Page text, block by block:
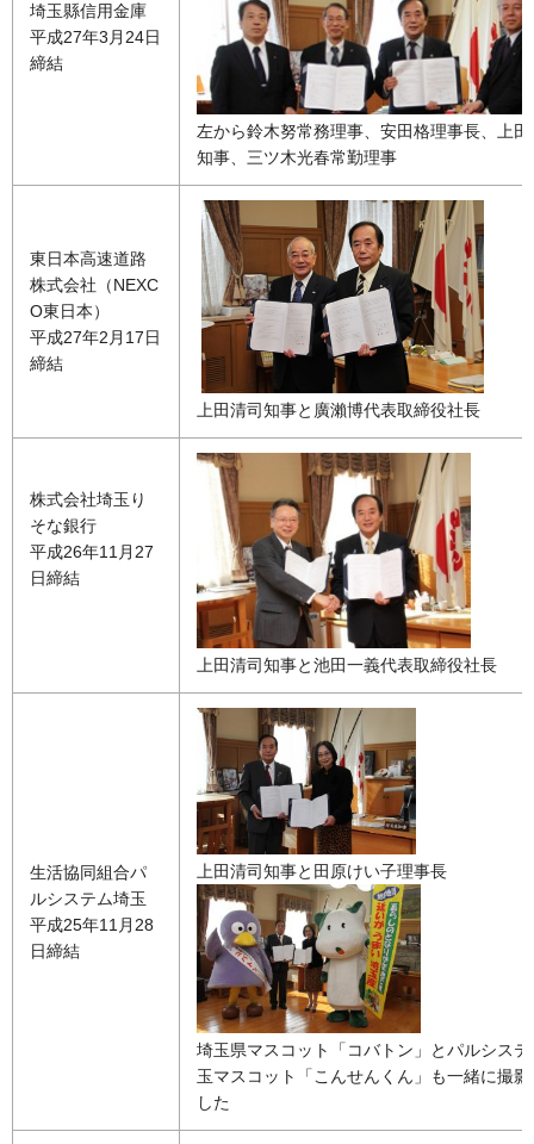
埼玉縣信用金庫
平成27年3月24日
締結
左から鈴木努常務理事、安田格理事長、上田
知事、三ツ木光春常勤理事
東日本高速道路
株式会社（NEXC
O東日本）
平成27年2月17日
締結
上田清司知事と廣瀨博代表取締役社長
株式会社埼玉り
そな銀行
平成26年11月27
日締結
上田清司知事と池田一義代表取締役社長
生活協同組合パ
ルシステム埼玉
平成25年11月28
日締結
上田清司知事と田原けい子理事長
埼玉県マスコット「コバトン」とパルシステ
玉マスコット「こんせんくん」も一緒に撮影
した